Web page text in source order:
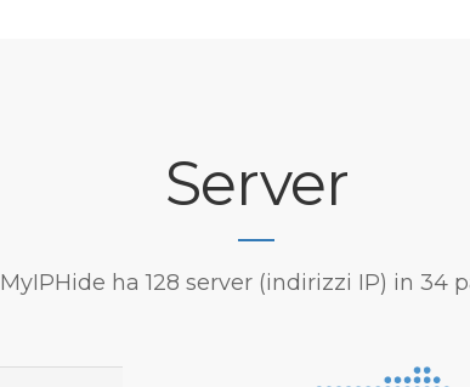
Server
MyIPHide ha 128 server (indirizzi IP) in 34